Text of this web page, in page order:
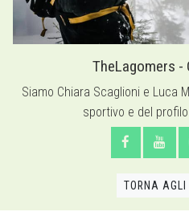
TheLagomers -
Siamo Chiara Scaglioni e Luca
sportivo e del profilo
TORNA AGLI